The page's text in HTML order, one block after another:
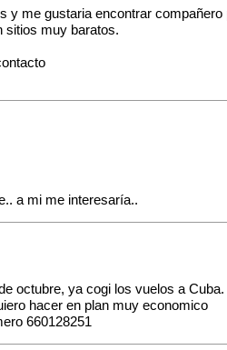
y me gustaria encontrar
sitios muy baratos.
a mi me interesaría..
octubre, ya cogi los vuelos a Cuba.
hacer en plan muy economico
660128251